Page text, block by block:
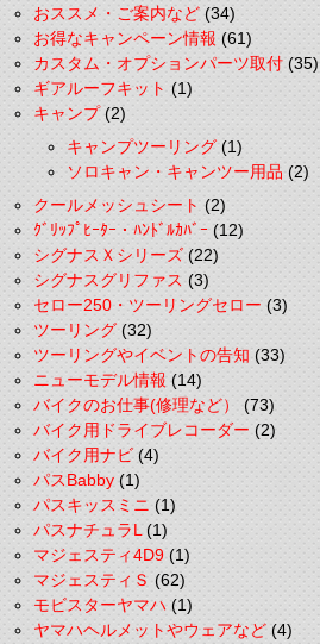
おススメ・ご案内など(34)
お得なキャンペーン情報(61)
カスタム・オプションパーツ取付(35)
ギアルーフキット(1)
キャンプ(2)
キャンプツーリング(1)
ソロキャン・キャンツー用品(2)
クールメッシュシート(2)
ｸﾞﾘｯﾌﾟﾋｰﾀｰ・ﾊﾝﾄﾞﾙｶﾊﾞｰ(12)
シグナスＸシリーズ(22)
シグナスグリファス(3)
セロー250・ツーリングセロー(3)
ツーリング(32)
ツーリングやイベントの告知(33)
ニューモデル情報(14)
バイクのお仕事(修理など）(73)
バイク用ドライブレコーダー(2)
バイク用ナビ(4)
パスBabby(1)
パスキッスミニ(1)
パスナチュラL(1)
マジェスティ4D9(1)
マジェスティＳ(62)
モビスターヤマハ(1)
ヤマハヘルメットやウェアなど(4)